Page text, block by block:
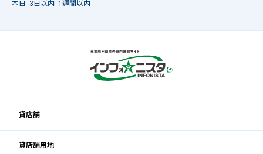
本日 3日以内 1週間以内
貸店舗
貸店舗用地